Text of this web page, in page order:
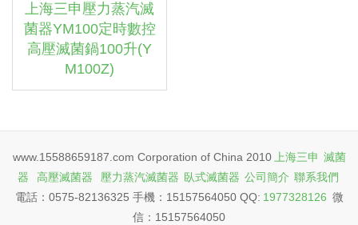
上海三申壓力蒸汽滅
菌器YM100定時數控
高壓滅菌鍋100升(Y
M100Z)
www.15588659187.com Corporation of China 2010 上海三申 滅菌
器
高壓滅菌器 壓力蒸汽滅菌器 臥式滅菌器 公司簡介 聯系我們
電話：0575-82136325 手機：15157564050 QQ: 1977328126 微
信：15157564050